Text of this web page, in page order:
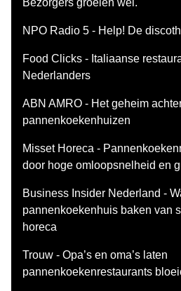
Bezorgers groeien wel.
NPO Radio 5 - Help! De
Food Clicks - Italiaanse
Nederlanders
ABN AMRO - Het geheim
pannenkoekenhuizen
Misset Horeca -
door hoge omloopsnelheid en
Business Insider Nederland -
pannenkoekenhuis baken van
horeca
Trouw - Opa’s en oma’s laten
pannenkoekenrestaurants